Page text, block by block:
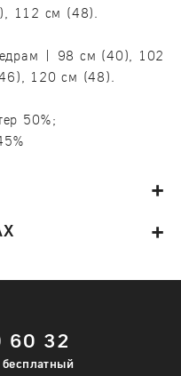
112 см (48).
| 98 см (40), 102
120 см (48).
50%;
60 32